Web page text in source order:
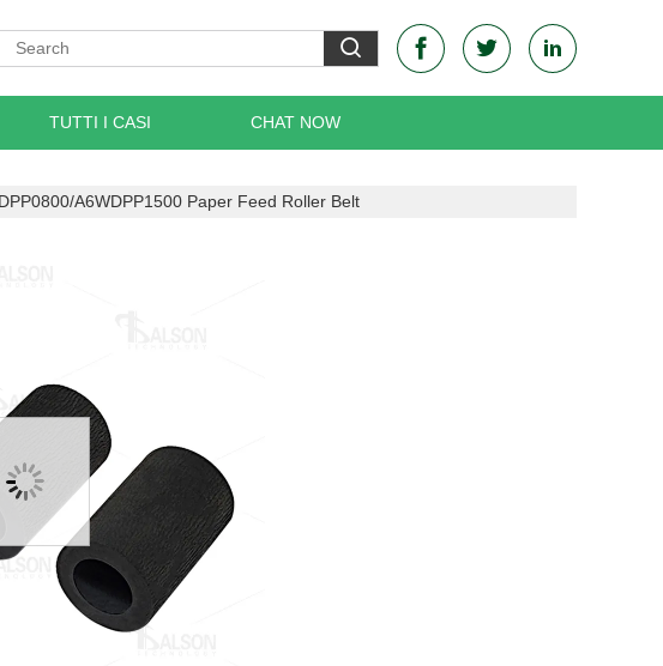
TUTTI I CASI CHAT NOW
A6WDPP1500 Paper Feed Roller Belt